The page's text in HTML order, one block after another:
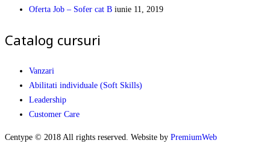
Oferta Job – Sofer cat B iunie 11, 2019
Catalog cursuri
Vanzari
Abilitati individuale (Soft Skills)
Leadership
Customer Care
Centype © 2018 All rights reserved. Website by PremiumWeb